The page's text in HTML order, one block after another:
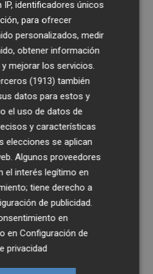
identificadores únicos
para ofrecer
personalizados, medir
obtener información
mejorar los servicios.
(1913) también
datos para estos y
el uso de datos de
y características
elecciones se aplican
Algunos proveedores
el interés legítimo en
tiene derecho a
de publicidad.
en
enConfiguración de
privacidad